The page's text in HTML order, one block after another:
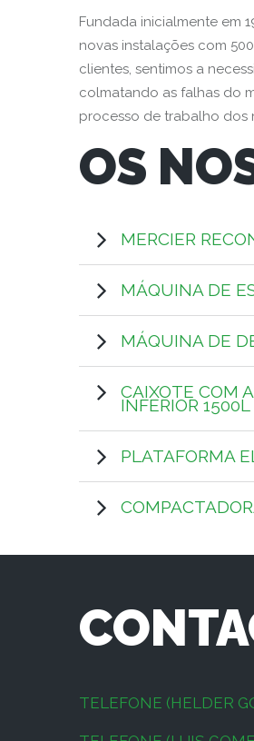
Fundada inicialmente em
novas instalações com
clientes, sentimos a
colmatando as falhas do
processo de trabalho dos
OS
MERCIER
MÁQUINA DE
MÁQUINA DE
CAIXOTE COM
INFERIOR 1500L
PLATAFORMA
TELEFONE (HELDER